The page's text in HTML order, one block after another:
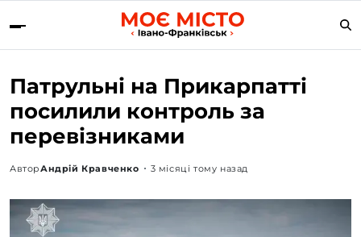
Патрульні на Прикарпатті
посилили контроль за
перевізниками
АвторАндрій Кравченко 3 місяці тому назад